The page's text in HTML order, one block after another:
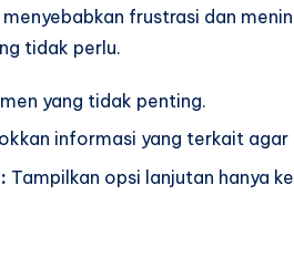
frustrasi dan
tidak perlu.
yang tidak penting.
informasi yang terkait agar
Tampilkan opsi lanjutan hanya